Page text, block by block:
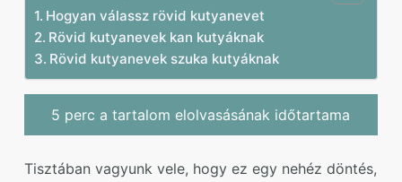
Hogyan válassz rövid kutyanevet
Rövid kutyanevek kan kutyáknak
Rövid kutyanevek szuka kutyáknak
5 perc a tartalom elolvasásának időtartama
Tisztában vagyunk vele, hogy ez egy nehéz döntés,